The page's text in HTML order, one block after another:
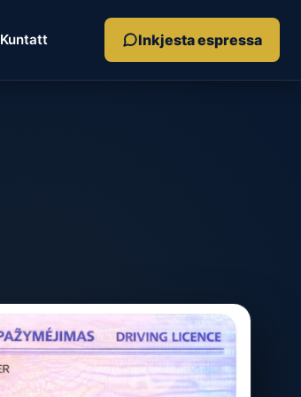
Kuntatt Inkjesta espressa